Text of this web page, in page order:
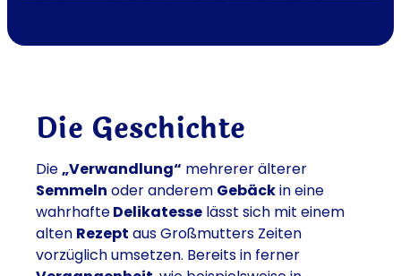
Die Geschichte
Die„Verwandlung“ mehrerer älterer
Semmeln oder anderem Gebäckin eine
wahrhafteDelikatesse lässt sich mit einem
alten Rezept aus Großmutters Zeiten
vorzüglich umsetzen. Bereits in ferner